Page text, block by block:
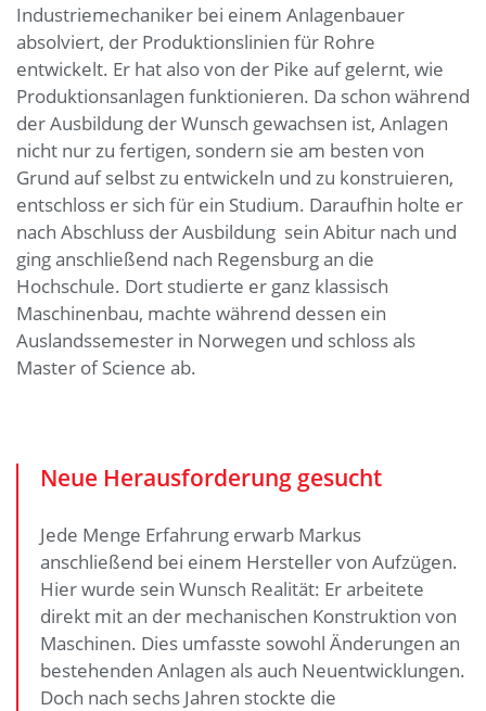
Industriemechaniker bei einem Anlagenbauer
absolviert, der Produktionslinien für Rohre
entwickelt. Er hat also von der Pike auf gelernt, wie
Produktionsanlagen funktionieren. Da schon während
der Ausbildung der Wunsch gewachsen ist, Anlagen
nicht nur zu fertigen, sondern sie am besten von
Grund auf selbst zu entwickeln und zu konstruieren,
entschloss er sich für ein Studium. Daraufhin holte er
nach Abschluss der Ausbildung sein Abitur nach und
ging anschließend nach Regensburg an die
Hochschule. Dort studierte er ganz klassisch
Maschinenbau, machte während dessen ein
Auslandssemester in Norwegen und schloss als
Master of Science ab.
Neue Herausforderung gesucht
Jede Menge Erfahrung erwarb Markus
anschließend bei einem Hersteller von Aufzügen.
Hier wurde sein Wunsch Realität: Er arbeitete
direkt mit an der mechanischen Konstruktion von
Maschinen. Dies umfasste sowohl Änderungen an
bestehenden Anlagen als auch Neuentwicklungen.
Doch nach sechs Jahren stockte die